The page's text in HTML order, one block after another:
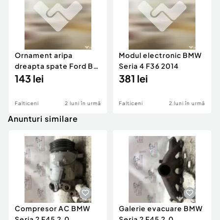
Ornament aripa
dreapta spate Ford B-
MAX 2012
143 lei
Falticeni 2 luni în urmă
Modul electronic BMW
Seria 4 F36 2014
381 lei
Falticeni 2 luni în urmă
Anunturi similare
Compresor AC BMW
Galerie evacuare BMW